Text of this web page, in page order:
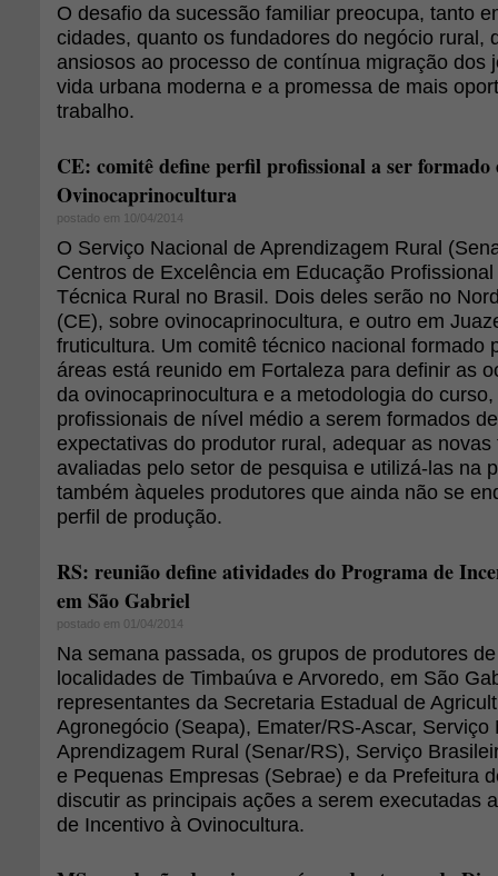
O desafio da sucessão familiar preocupa, tanto
cidades, quanto os fundadores do negócio rural,
ansiosos ao processo de contínua migração dos
vida urbana moderna e a promessa de mais
trabalho.
CE: comitê define perfil profissional a ser formado
Ovinocaprinocultura
postado em 10/04/2014
O Serviço Nacional de Aprendizagem Rural
Centros de Excelência em Educação
Técnica Rural no Brasil. Dois deles serão no
(CE), sobre ovinocaprinocultura, e outro em
fruticultura. Um comitê técnico nacional formado
áreas está reunido em Fortaleza para definir as
da ovinocaprinocultura e a metodologia do
profissionais de nível médio a serem formados
expectativas do produtor rural, adequar as
avaliadas pelo setor de pesquisa e utilizá-las na
também àqueles produtores que ainda não se
perfil de produção.
RS: reunião define atividades do Programa de
em São Gabriel
postado em 01/04/2014
Na semana passada, os grupos de produtores
localidades de Timbaúva e Arvoredo, em São
representantes da Secretaria Estadual de
Agronegócio (Seapa), Emater/RS-Ascar, Serviço
Aprendizagem Rural (Senar/RS), Serviço
e Pequenas Empresas (Sebrae) e da Prefeitura
discutir as principais ações a serem executadas
de Incentivo à Ovinocultura.